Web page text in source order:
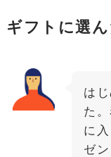
ギフトに選
は
た
に
ゼ